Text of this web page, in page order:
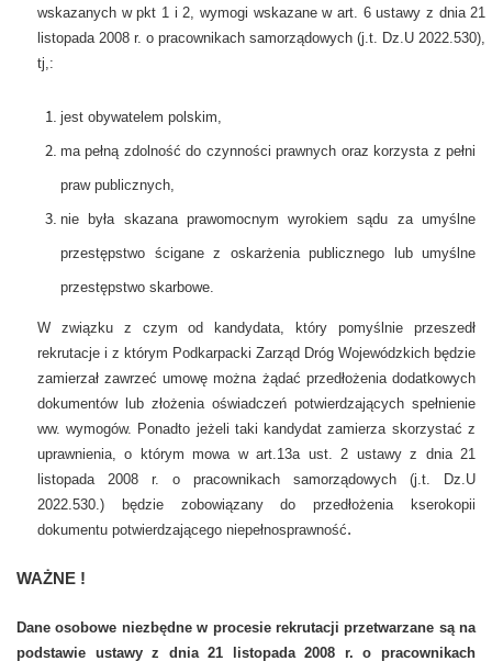
wskazanych w pkt 1 i 2, wymogi wskazane w art. 6 ustawy z dnia 21
listopada 2008 r. o pracownikach samorządowych (j.t. Dz.U 2022.530),
tj,:
jest obywatelem polskim,
ma pełną zdolność do czynności prawnych oraz korzysta z pełni
praw publicznych,
nie była skazana prawomocnym wyrokiem sądu za umyślne
przestępstwo ścigane z oskarżenia publicznego lub umyślne
przestępstwo skarbowe.
W związku z czym od kandydata, który pomyślnie przeszedł
rekrutacje i z którym Podkarpacki Zarząd Dróg Wojewódzkich będzie
zamierzał zawrzeć umowę można żądać przedłożenia dodatkowych
dokumentów lub złożenia oświadczeń potwierdzających spełnienie
ww. wymogów. Ponadto jeżeli taki kandydat zamierza skorzystać z
uprawnienia, o którym mowa w art.13a ust. 2 ustawy z dnia 21
listopada 2008 r. o pracownikach samorządowych (j.t. Dz.U
2022.530.) będzie zobowiązany do przedłożenia kserokopii
dokumentu potwierdzającego niepełnosprawność.
WAŻNE !
Dane osobowe niezbędne w procesie rekrutacji przetwarzane są na
podstawie ustawy z dnia 21 listopada 2008 r. o pracownikach